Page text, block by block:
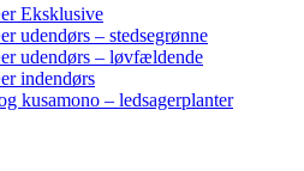
Eksklusive
udendørs – stedsegrønne
udendørs – løvfældende
indendørs
kusamono – ledsagerplanter